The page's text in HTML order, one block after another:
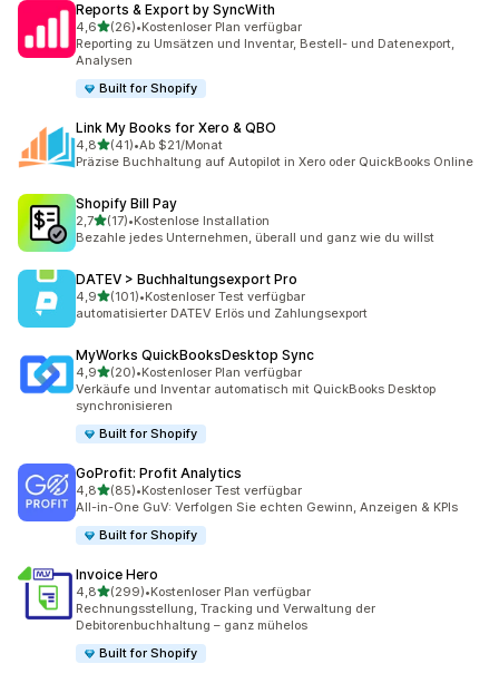
Reports & Export by SyncWith
4,6von 5 Sternen
(26)
26 Rezensionen insgesamt
•Kostenloser Plan verfügbar
Reporting zu Umsätzen und Inventar, Bestell- und Datenexport,
Analysen
Built for Shopify
Link My Books for Xero & QBO
4,8von 5 Sternen
(41)
41 Rezensionen insgesamt
•Ab $21/Monat
Präzise Buchhaltung auf Autopilot in Xero oder QuickBooks Online
Shopify Bill Pay
2,7von 5 Sternen
(17)
17 Rezensionen insgesamt
•Kostenlose Installation
Bezahle jedes Unternehmen, überall und ganz wie du willst
DATEV > Buchhaltungsexport Pro
4,9von 5 Sternen
(101)
101 Rezensionen insgesamt
•Kostenloser Test verfügbar
automatisierter DATEV Erlös und Zahlungsexport
MyWorks QuickBooksDesktop Sync
4,9von 5 Sternen
(20)
20 Rezensionen insgesamt
•Kostenloser Plan verfügbar
Verkäufe und Inventar automatisch mit QuickBooks Desktop
synchronisieren
Built for Shopify
GoProfit: Profit Analytics
4,8von 5 Sternen
(85)
85 Rezensionen insgesamt
•Kostenloser Test verfügbar
All-in-One GuV: Verfolgen Sie echten Gewinn, Anzeigen & KPIs
Built for Shopify
Invoice Hero
4,8von 5 Sternen
(299)
299 Rezensionen insgesamt
•Kostenloser Plan verfügbar
Rechnungsstellung, Tracking und Verwaltung der
Debitorenbuchhaltung – ganz mühelos
Built for Shopify